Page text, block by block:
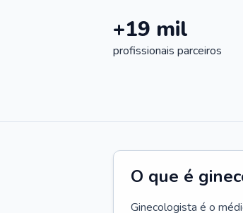
+19 mil
profissionais parceiros
O que é
Ginecologista é o